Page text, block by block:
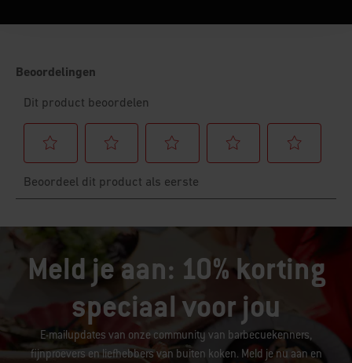
Meld je aan: 10% korting
speciaal voor jou
E-mailupdates van onze community van barbecuekenners,
fijnproevers en liefhebbers van buiten koken. Meld je nu aan en